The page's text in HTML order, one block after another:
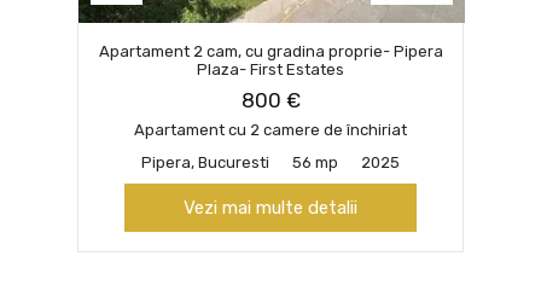
Apartament 2 cam, cu gradina proprie- Pipera
Plaza- First Estates
800 €
Apartament cu 2 camere de închiriat
Pipera, Bucuresti
56 mp 2025
Vezi mai multe detalii